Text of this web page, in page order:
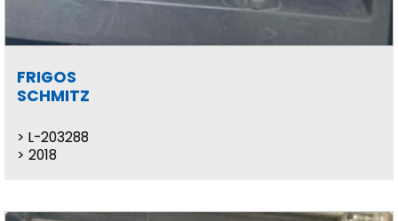
FRIGOS
SCHMITZ
L-203288
2018